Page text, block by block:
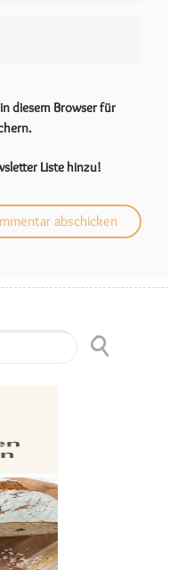
diesem Browser für
Liste hinzu!